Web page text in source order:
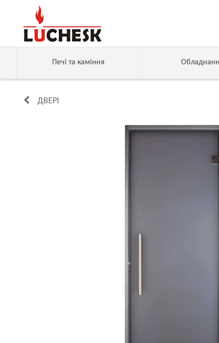
Печі та каміння
ДВЕРІ